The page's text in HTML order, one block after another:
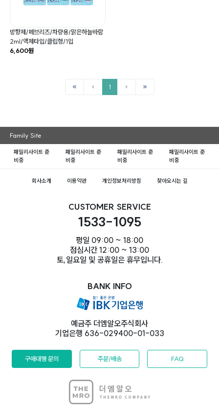
방향제/페브리즈/차량용/맑은하늘바람
2ml/액체타입/클립형/1입
6,600원
1
Family Site
패밀리사이트 준
비중
패밀리사이트 준
비중
패밀리사이트 준
비중
패밀리사이트 준
비중
회사소개 이용약관 개인정보처리방침 찾아오시는 길
CUSTOMER SERVICE
1533-1095
평일 09:00 ~ 18:00
점심시간 12:00 ~ 13:00
토,일요일 및 공휴일은 휴무입니다.
BANK INFO
예금주 더엠알오주식회사
기업은행 636-029400-01-033
구매대행 문의 주문/배송 FAQ